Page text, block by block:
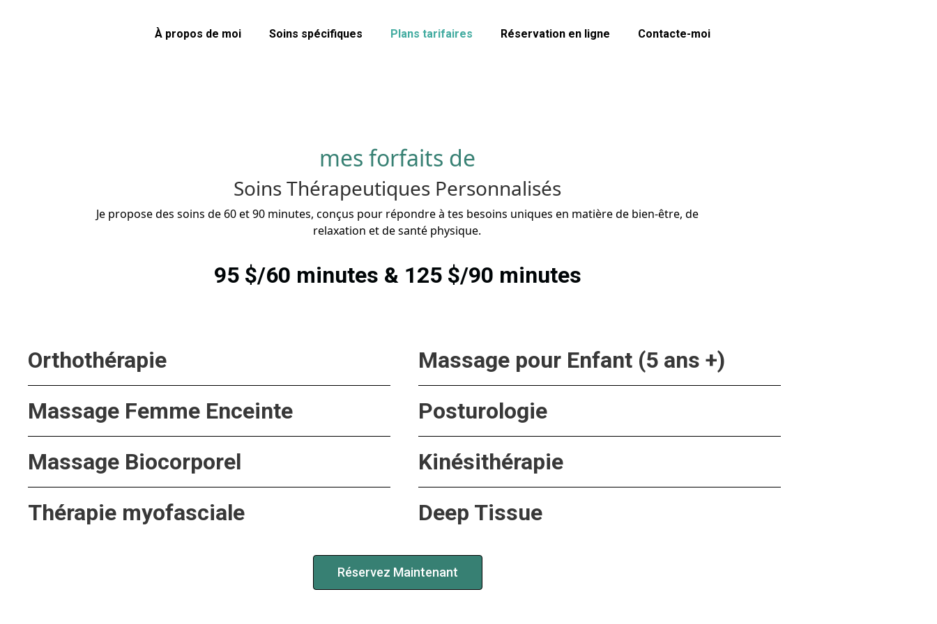
À propos de moi Soins spécifiques Plans tarifaires Réservation en ligne Contacte-moi
mes forfaits de
Soins Thérapeutiques Personnalisés
Je propose des soins de 60 et 90 minutes, conçus pour répondre à tes besoins uniques en matière de bien-être, de
relaxation et de santé physique.
95 $/60 minutes & 125 $/90 minutes
Orthothérapie
Massage Femme Enceinte
Massage Biocorporel
Thérapie myofasciale
Massage pour Enfant (5 ans +)
Posturologie
Kinésithérapie
Deep Tissue
Réservez Maintenant